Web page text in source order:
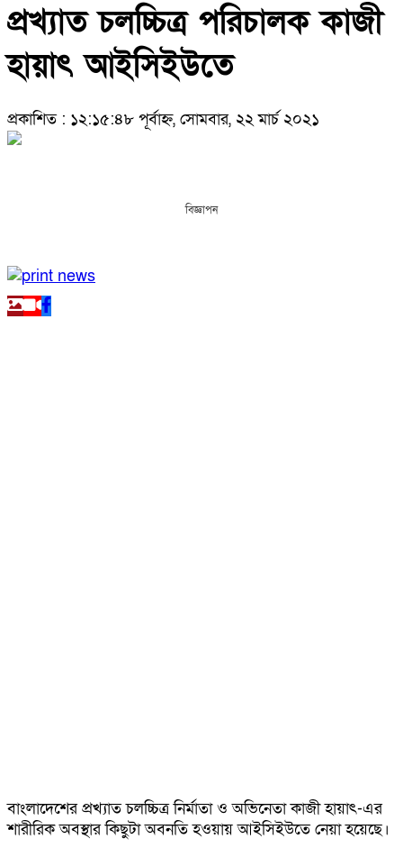
প্রখ্যাত চলচ্চিত্র পরিচালক কাজী
হায়াৎ আইসিইউতে
প্রকাশিত : ১২:১৫:৪৮ পূর্বাহ্ন, সোমবার, ২২ মার্চ ২০২১
বিজ্ঞাপন
বাংলাদেশের প্রখ্যাত চলচ্চিত্র নির্মাতা ও অভিনেতা কাজী হায়াৎ-এর
শারীরিক অবস্থার কিছুটা অবনতি হওয়ায় আইসিইউতে নেয়া হয়েছে।